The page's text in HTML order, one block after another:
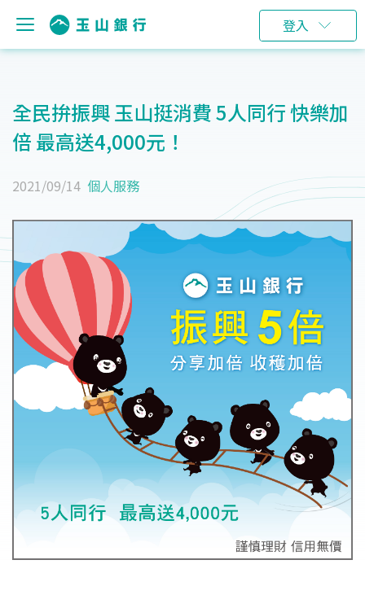
登入
全民拚振興 玉山挺消費 5人同行 快樂加
倍 最高送4,000元！
2021/09/14 個人服務